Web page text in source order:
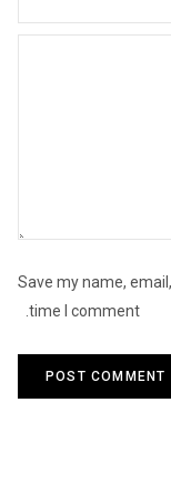
Save my name,
time I comment.